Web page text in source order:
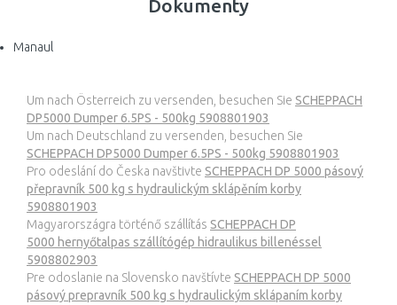
Dokumenty
Manaul
Um nach Österreich zu versenden, besuchen Sie SCHEPPACH
DP5000 Dumper 6.5PS - 500kg 5908801903
Um nach Deutschland zu versenden, besuchen Sie
SCHEPPACH DP5000 Dumper 6.5PS - 500kg 5908801903
Pro odeslání do Česka navštivte SCHEPPACH DP 5000 pásový
přepravník 500 kg s hydraulickým sklápěním korby
5908801903
Magyarországra történő szállítás SCHEPPACH DP
5000 hernyőtalpas szállítógép hidraulikus billenéssel
5908802903
Pre odoslanie na Slovensko navštívte SCHEPPACH DP 5000
pásový prepravník 500 kg s hydraulickým sklápaním korby